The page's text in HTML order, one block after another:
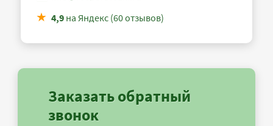
4,9 на Яндекс (60 отзывов)
Заказать обратный
звонок